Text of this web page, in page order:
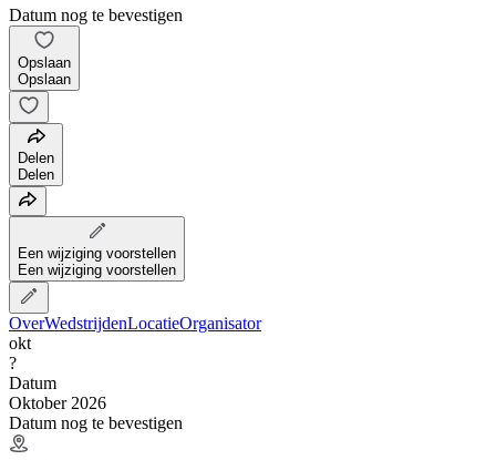
Datum nog te bevestigen
Opslaan
Opslaan
Delen
Delen
Een wijziging voorstellen
Een wijziging voorstellen
OverWedstrijdenLocatieOrganisator
okt
?
Datum
Oktober 2026
Datum nog te bevestigen